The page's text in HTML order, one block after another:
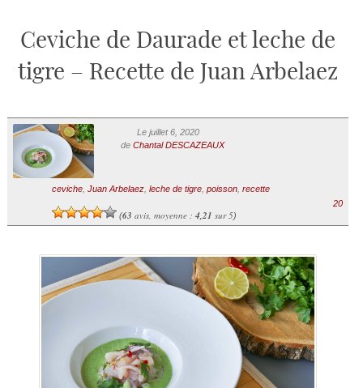
Ceviche de Daurade et leche de
tigre – Recette de Juan Arbelaez
Le juillet 6, 2020
de Chantal DESCAZEAUX
ceviche, Juan Arbelaez, leche de tigre, poisson, recette
(63 avis, moyenne : 4,21 sur 5)
20